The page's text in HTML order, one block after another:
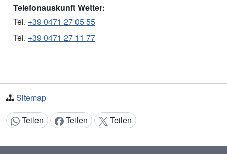
Telefonauskunft Wetter:
Tel. +39 0471 27 05 55
Tel. +39 0471 27 11 77
Sitemap
Inhalt teilen:
Teilen Teilen Teilen